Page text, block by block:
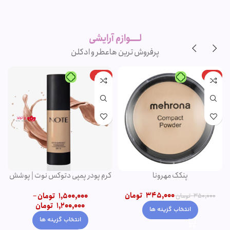
برندلــــوازم آرایشی
پرفروش ترین هاعطر و ادکلن
-1%
پنکک مهرونا
350,000 تومان345,000 تومان
انتخاب گزینه ها
-20%
کرم پودر پمپی دتوکس نوت | پوشش
1,500,000 تومان–
1,200,000 تومان
انتخاب گزینه ها